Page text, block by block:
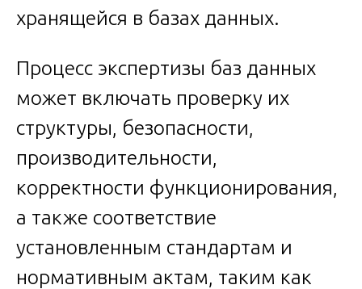
хранящейся в базах данных.
Процесс экспертизы баз данных
может включать проверку их
структуры, безопасности,
производительности,
корректности функционирования,
а также соответствие
установленным стандартам и
нормативным актам, таким как